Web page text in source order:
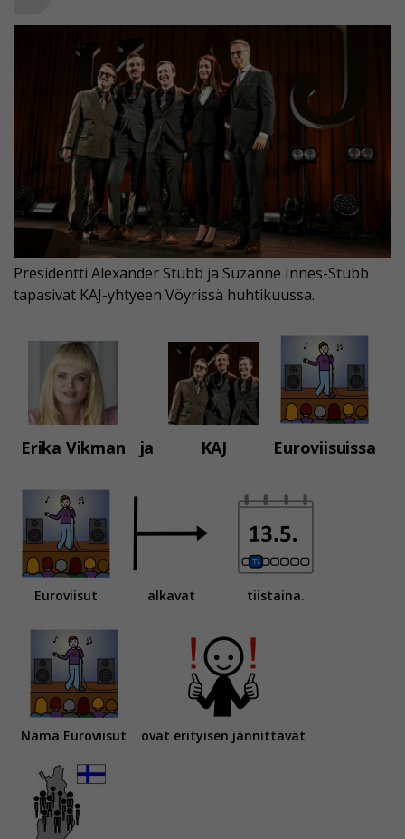
Erika Vikman ja KAJ Euroviisuissa
Presidentti Alexander Stubb ja Suzanne Innes-Stubb
tapasivat KAJ-yhtyeen Vöyrissä huhtikuussa.
Euroviisut alkavat tiistaina.
Nämä Euroviisut ovat erityisen jännittävät